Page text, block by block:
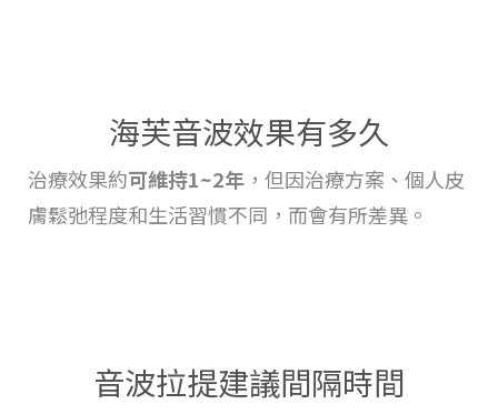
海芙音波效果有多久
治療效果約可維持1~2年 ，但因治療方案、個人皮
膚鬆弛程度和生活習慣不同，而會有所差異。
音波拉提建議間隔時間